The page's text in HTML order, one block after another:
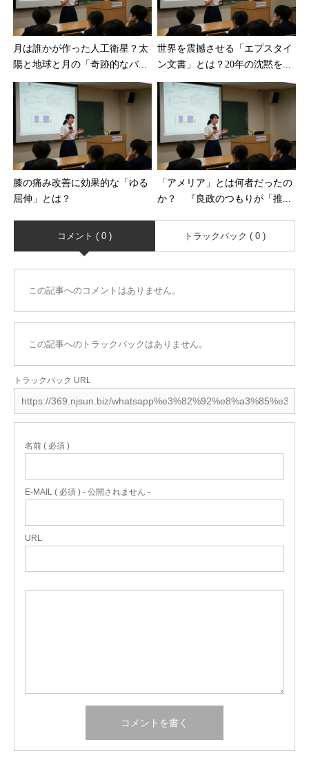
月は誰かが作った人工衛星？太
陽と地球と月の「奇跡的なバ...
世界を震撼させる「エプスタイ
ン文書」とは？20年の沈黙を...
膝の痛み改善に効果的な「ゆる
屈伸」とは？
「アメリア」とは何者だったの
か？ 『良政のつもりが「推...
コメント ( 0 ) トラックバック ( 0 )
この記事へのコメントはありません。
この記事へのトラックバックはありません。
トラックバック URL
名前 ( 必須 )
E-MAIL ( 必須 ) - 公開されません -
URL